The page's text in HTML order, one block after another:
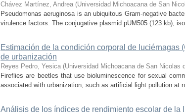
Chávez Martínez, Andrea (Universidad Michoacana de San
Pseudomonas aeruginosa is an ubiquitous Gram-negative
virulence factors. The conjugative plasmid pUM505 (123 kb),
Estimación de la condición corporal de luciérnagas
de urbanización
Reyes Pedro, Yesica (Universidad Michoacana de San Nicolas
Fireflies are beetles that use bioluminescence for sexual
associated with urbanization, such as artificial light pollution at
Análisis de los índices de rendimiento escolar de